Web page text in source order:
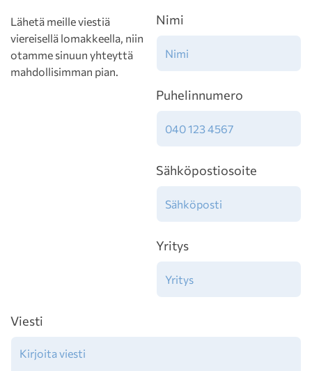
Lähetä meille viestiä
viereisellä lomakkeella, niin
otamme sinuun yhteyttä
mahdollisimman pian.
Nimi
Puhelinnumero
Sähköpostiosoite
Yritys
Viesti